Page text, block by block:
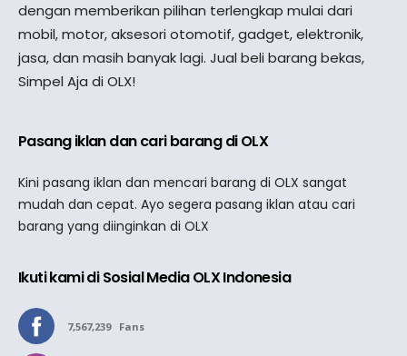
dengan memberikan pilihan terlengkap mulai dari
mobil, motor, aksesori otomotif, gadget, elektronik,
jasa, dan masih banyak lagi. Jual beli barang bekas,
Simpel Aja di OLX!
Pasang iklan dan cari barang di OLX
Kini pasang iklan dan mencari barang di OLX sangat
mudah dan cepat. Ayo segera pasang iklan atau cari
barang yang diinginkan di OLX
Ikuti kami di Sosial Media OLX Indonesia
7,567,239 Fans